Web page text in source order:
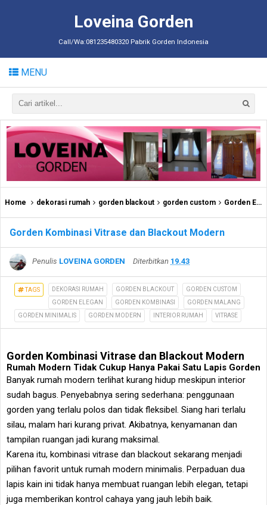
Loveina Gorden
Call/Wa:081235480320 Pabrik Gorden Indonesia
MENU
Home dekorasi rumah gorden blackout gorden custom Gorden Elegan
Gorden Kombinasi Vitrase dan Blackout Modern
Penulis LOVEINA GORDEN Diterbitkan 19.43
TAGS DEKORASI RUMAH GORDEN BLACKOUT
GORDEN CUSTOM
GORDEN ELEGAN
GORDEN KOMBINASI
GORDEN MALANG
GORDEN MINIMALIS
GORDEN MODERN INTERIOR RUMAH VITRASE
Gorden Kombinasi Vitrase dan Blackout Modern
Rumah Modern Tidak Cukup Hanya Pakai Satu Lapis Gorden
Banyak rumah modern terlihat kurang hidup meskipun interior
sudah bagus. Penyebabnya sering sederhana: penggunaan
gorden yang terlalu polos dan tidak fleksibel. Siang hari terlalu
silau, malam hari kurang privat. Akibatnya, kenyamanan dan
tampilan ruangan jadi kurang maksimal.
Karena itu, kombinasi vitrase dan blackout sekarang menjadi
pilihan favorit untuk rumah modern minimalis. Perpaduan dua
lapis kain ini tidak hanya membuat ruangan lebih elegan, tetapi
juga memberikan kontrol cahaya yang jauh lebih baik.